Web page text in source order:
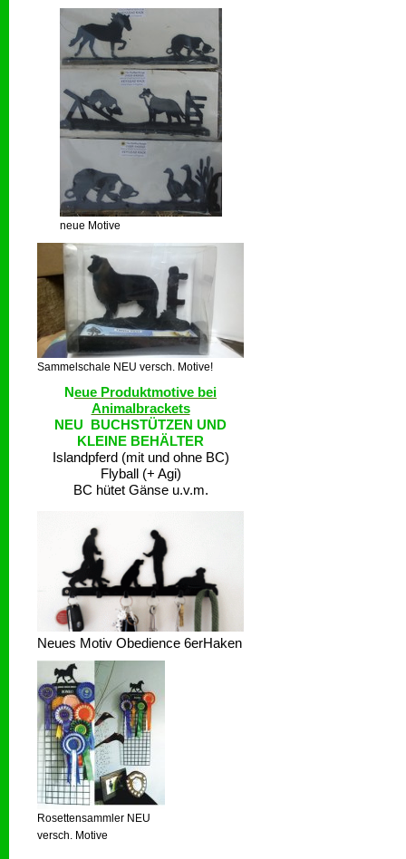
neue Motive
Sammelschale NEU versch. Motive!
Neue Produktmotive bei
Animalbrackets
NEU BUCHSTÜTZEN UND
KLEINE BEHÄLTER
Islandpferd (mit und ohne BC)
Flyball (+ Agi)
BC hütet Gänse u.v.m.
Neues Motiv Obedience 6erHaken
Rosettensammler NEU
versch. Motive